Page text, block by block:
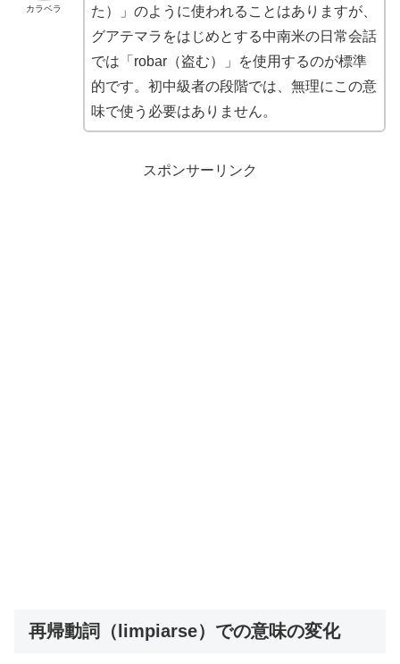
カラベラ
た）」のように使われることはありますが、
グアテマラをはじめとする中南米の日常会話
では「robar（盗む）」を使用するのが標準
的です。初中級者の段階では、無理にこの意
味で使う必要はありません。
スポンサーリンク
再帰動詞（limpiarse）での意味の変化